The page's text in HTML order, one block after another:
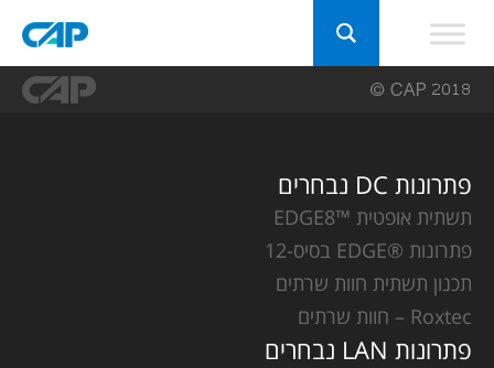
פתרונות DC נבחרים
תשתית אופטית ™EDGE8
פתרונות ®EDGE בסיס-12
תכנון תשתית חוות שרתים
Roxtec – חוות שרתים
פתרונות LAN נבחרים